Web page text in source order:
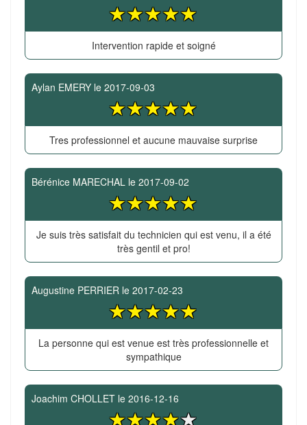
Intervention rapide et soigné
Aylan EMERY le 2017-09-03
Tres professionnel et aucune mauvaise surprise
Bérénice MARECHAL le 2017-09-02
Je suis très satisfait du technicien qui est venu, il a été
très gentil et pro!
Augustine PERRIER le 2017-02-23
La personne qui est venue est très professionnelle et
sympathique
Joachim CHOLLET le 2016-12-16